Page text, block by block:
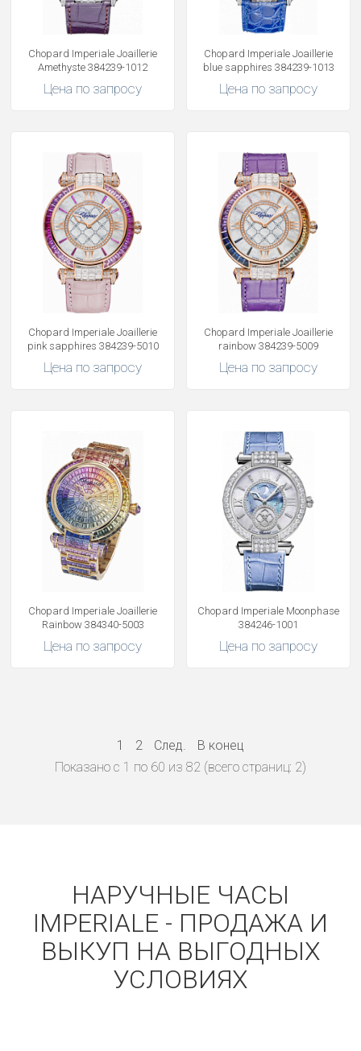
Chopard Imperiale Joaillerie
Amethyste 384239-1012
Цена по запросу
Chopard Imperiale Joaillerie
blue sapphires 384239-1013
Цена по запросу
Chopard Imperiale Joaillerie
pink sapphires 384239-5010
Цена по запросу
Chopard Imperiale Joaillerie
rainbow 384239-5009
Цена по запросу
Chopard Imperiale Joaillerie
Rainbow 384340-5003
Цена по запросу
Chopard Imperiale Moonphase
384246-1001
Цена по запросу
1 2 След.
В конец
Показано с 1 по 60 из 82 (всего страниц: 2)
НАРУЧНЫЕ ЧАСЫ
IMPERIALE - ПРОДАЖА И
ВЫКУП НА ВЫГОДНЫХ
УСЛОВИЯХ